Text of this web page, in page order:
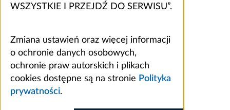
WSZYSTKIE I PRZEJDŹ DO SERWISU”.
Zmiana ustawień oraz więcej informacji
o ochronie danych osobowych,
ochronie praw autorskich i plikach
cookies dostępne są na stronie Polityka
prywatności.